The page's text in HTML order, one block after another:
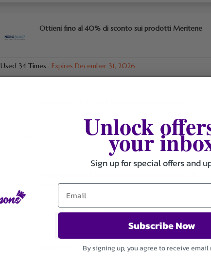
Ottieni fino al 40% di sconto sui prodotti Meritene
Used 34 Times . Expires December 31, 2026
Expires December 31, 2026
€15,90
Expires December 31, 2026
Iscriviti ora e ottieni offerte e sconti esclusivi
Unlock
your
Sign up for special offers and
Subscribe Now
By signing up, you agree to receive